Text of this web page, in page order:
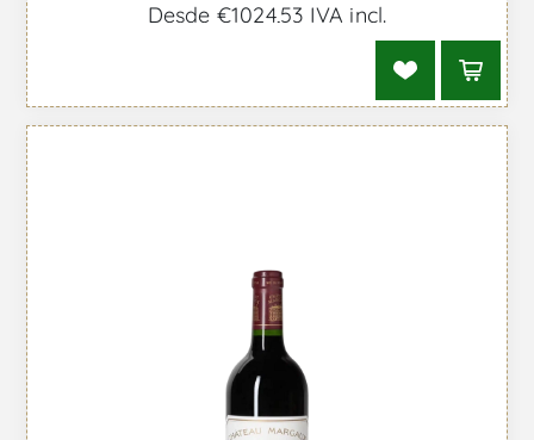
Desde €1024,53 IVA incl.